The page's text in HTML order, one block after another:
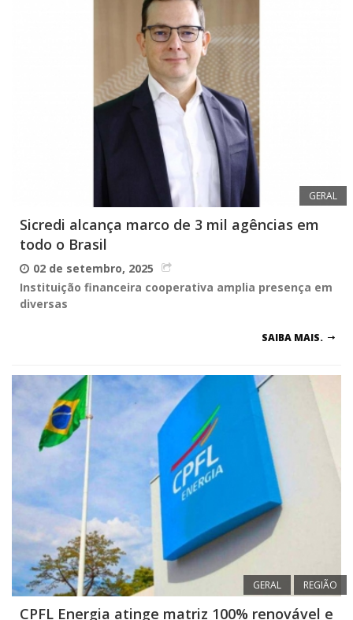
GERAL
Sicredi alcança marco de 3 mil agências em
todo o Brasil
02 de setembro, 2025
Instituição financeira cooperativa amplia presença em
diversas
SAIBA MAIS.
GERAL REGIÃO
CPFL Energia atinge matriz 100% renovável e